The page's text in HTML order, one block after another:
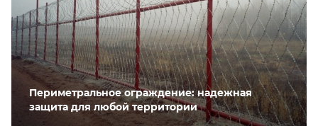
Периметральное ограждение: надежная
защита для любой территории